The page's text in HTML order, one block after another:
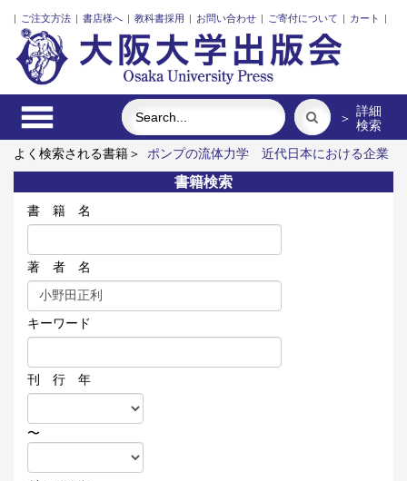
| ご注文方法 | 書店様へ | 教科書採用 | お問い合わせ | ご寄付について | カート |
＞ 詳細
検索
よく検索される書籍＞
ポンプの流体力学
近代日本における企業
家の諸系譜
レーザーとプラズマと粒子ビーム
固体高分子形燃
料電池要素材料・水素貯蔵材料の知的設計
インドネシア上演芸
術の世界
食べる
書籍検索
書 籍 名
著 者 名
キーワード
刊 行 年
〜